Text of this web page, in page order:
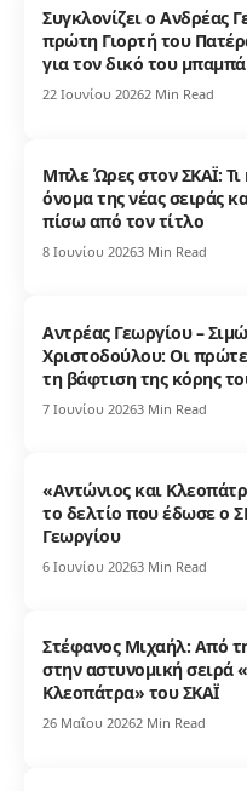
Συγκλονίζει ο Ανδρέας
πρώτη Γιορτή του
για τον δικό του μπαμπά
22 Ιουνίου 20262 Min Read
Μπλε Ώρες στον ΣΚΑΪ: Τι
όνομα της νέας σειράς
πίσω από τον τίτλο
8 Ιουνίου 20263 Min Read
Αντρέας Γεωργίου –
Χριστοδούλου: Οι
τη βάφτιση της κόρης
7 Ιουνίου 20263 Min Read
«Αντώνιος και
το δελτίο που έδωσε ο
Γεωργίου
6 Ιουνίου 20263 Min Read
Στέφανος Μιχαήλ: Από
στην αστυνομική σειρά
Κλεοπάτρα» του ΣΚΑΪ
26 Μαΐου 20262 Min Read